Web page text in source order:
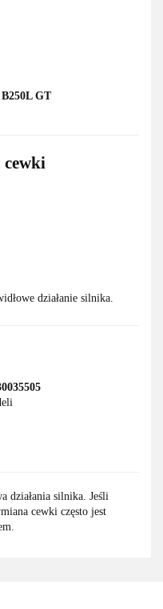
GT
cewki
działanie silnika.
działania silnika. Jeśli
cewki często jest